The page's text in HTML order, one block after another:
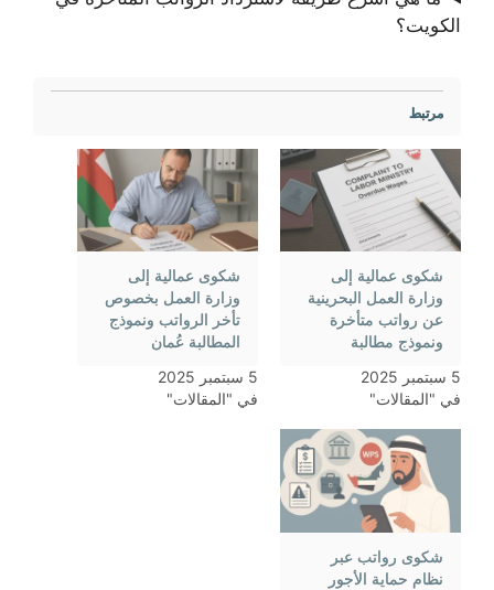
الكويت؟
مرتبط
شكوى عمالية إلى
وزارة العمل البحرينية
عن رواتب متأخرة
ونموذج مطالبة
5 سبتمبر 2025
في "المقالات"
شكوى عمالية إلى
وزارة العمل بخصوص
تأخر الرواتب ونموذج
المطالبة عُمان
5 سبتمبر 2025
في "المقالات"
شكوى رواتب عبر
نظام حماية الأجور